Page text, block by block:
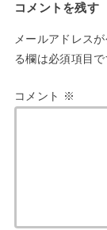
コメントを残す
メールアドレス
る欄は必須項目で
コメント ※